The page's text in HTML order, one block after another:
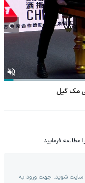
مک گیل
را مطالعه فرمایید.
سایت شوید. جهت ورود به